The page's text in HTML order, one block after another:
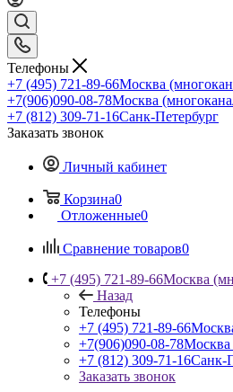
Телефоны
+7 (495) 721-89-66Москва
+7(906)090-08-78Москва
+7 (812) 309-71-16Санк-Петербург
Заказать звонок
Личный кабинет
Корзина0
Отложенные0
Сравнение товаров0
+7 (495) 721-89-66Москва
Назад
Телефоны
+7 (495) 721-89-66
+7(906)090-08-78Москва
+7 (812) 309-71-16Санк-
Заказать звонок